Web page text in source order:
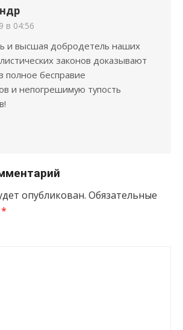
в 04:56
и высшая добродетель наших
законов доказывают
полное бесправие
и непогрешимую тупость
опубликован. Обязательные
*